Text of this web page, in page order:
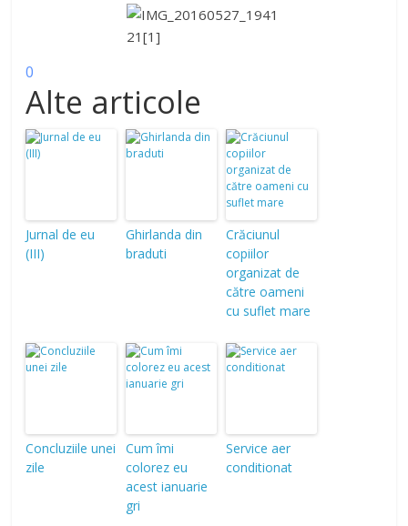
0
Alte articole
Jurnal de eu
(III)
Ghirlanda din
braduti
Crăciunul
copiilor
organizat de
către oameni
cu suflet mare
Concluziile unei
zile
Cum îmi
colorez eu
acest ianuarie
gri
Service aer
conditionat